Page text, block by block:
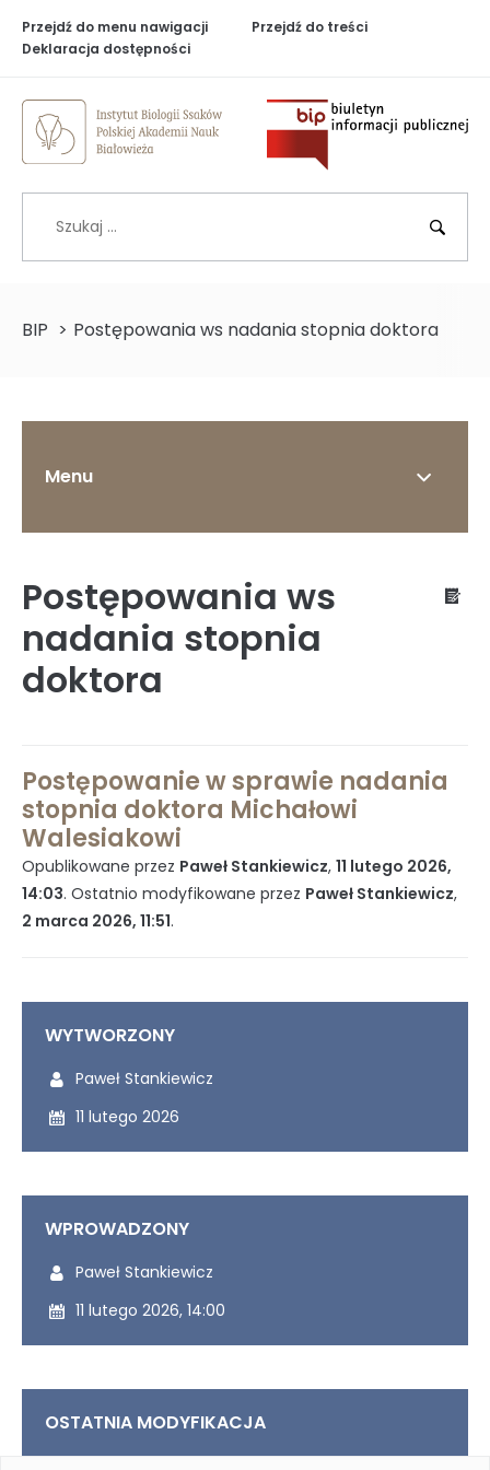
Przejdź do menu nawigacji
Przejdź do treści
Deklaracja dostępności
Biuletyn
Szukaj
BIP > Postępowania ws nadania stopnia doktora
Menu
O Instytucie
Dyrekcja
Struktura organizacyjna
Rada Naukowa
Szkoła doktorska Bioplanet
Konkursy na stanowiska
Zamówienia publiczne
Ogłoszenia
Postępowania ws
nadania stopnia
doktora
Postępowanie w sprawie nadania
stopnia doktora Michałowi
Walesiakowi
Opublikowane przez Paweł Stankiewicz, 11 lutego 2026,
14:03. Ostatnio modyfikowane przez Paweł Stankiewicz,
2 marca 2026, 11:51.
WYTWORZONY
Wytworzony przez:
Paweł Stankiewicz
Wytworzony dnia:
11 lutego 2026
WPROWADZONY
Udostępniony przez:
Paweł Stankiewicz
Udostępniony dnia:
11 lutego 2026, 14:00
OSTATNIA MODYFIKACJA